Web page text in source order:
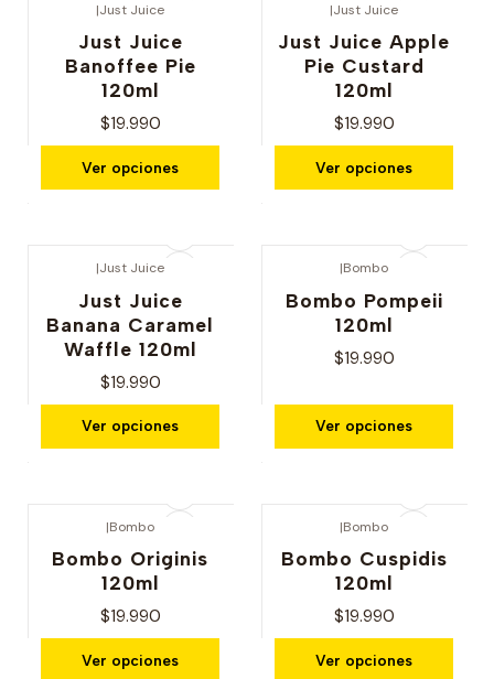
|Just Juice
Just Juice
Banoffee Pie
120ml
$19.990
Ver opciones
|Just Juice
Just Juice Apple
Pie Custard
120ml
$19.990
Ver opciones
|Just Juice
Just Juice
Banana Caramel
Waffle 120ml
$19.990
Ver opciones
|Bombo
Bombo Pompeii
120ml
$19.990
Ver opciones
|Bombo
Bombo Originis
120ml
$19.990
Ver opciones
|Bombo
Bombo Cuspidis
120ml
$19.990
Ver opciones